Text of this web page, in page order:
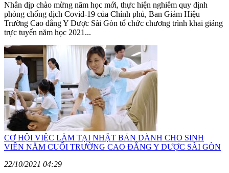
Nhân dịp chào mừng năm học mới, thực hiện nghiêm quy định
phòng chống dịch Covid-19 của Chính phủ, Ban Giám Hiệu
Trường Cao đẳng Y Dược Sài Gòn tổ chức chương trình khai giảng
trực tuyến năm học 2021...
CƠ HỘI VIỆC LÀM TẠI NHẬT BẢN DÀNH CHO SINH
VIÊN NĂM CUỐI TRƯỜNG CAO ĐẲNG Y DƯỢC SÀI GÒN
22/10/2021 04:29